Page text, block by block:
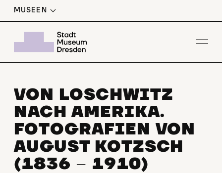
MUSEEN
VON LOSCHWITZ
NACH AMERIKA.
FOTOGRAFIEN VON
AUGUST KOTZSCH
(1836 – 1910)